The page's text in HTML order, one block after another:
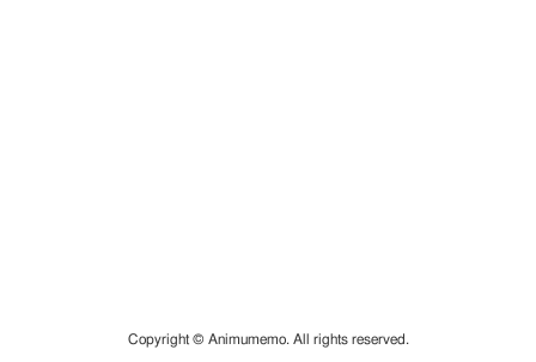
Copyright © Animumemo. All rights reserved.